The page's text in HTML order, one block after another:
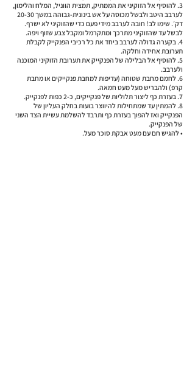
3. להוסיף אל הזוקיני את הממתיק, תמצית הווניל, המלח והלימון,
לערבב היטב ולבשל מכוסה על אש בינונית-גבוהה במשך 20-30
דק׳. שימו לב! חובה לערבב מידי פעם כדי שהזוקיני לא ישרף.
לבשל עד שהזוקיני מתרכך ומתקרמל ומקבל צבע שזוף ויפה.
4. בקערה גדולה לערבב ביחד את כל רכיבי הפנקייק לקבלת
תערובת אחידה וחלקה.
5. להוסיף אל הבלילה של הפנקייק את תערובת הזוקיני המוכנה
ולערבב.
6. לחמם מחבת שטוחה (עדיפות למחבת פנקייקים או מחבת
קרפ) ולהבריש מעל מעט חמאה.
7. בעזרת כף ליצור תלוליות של פנקייקים, כ-2 כפות לפנקייק.
8. להמתין עד שמתחילות להיווצר בועות בחלק העליון של
הפנקייק ואז להפוך בעזרת כף ותרבד להשלמת עשיית הצד השני
של הפנקייק.
• להגיש חם עם מעט אבקת סוכר מעל.